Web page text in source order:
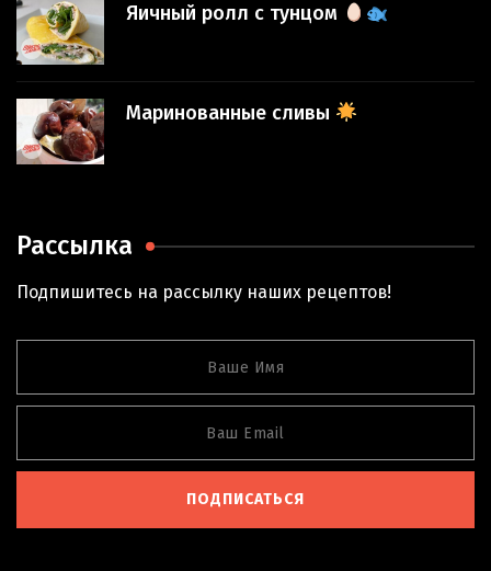
Яичный ролл с тунцом
Маринованные сливы
Рассылка
Подпишитесь на рассылку наших рецептов!